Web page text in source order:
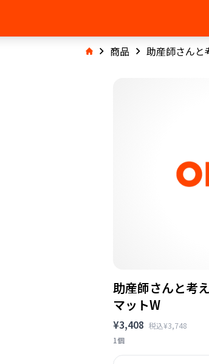
商品 助産師さんと
助産師さんと考
マットW
¥3,408 税込¥3,748
1個